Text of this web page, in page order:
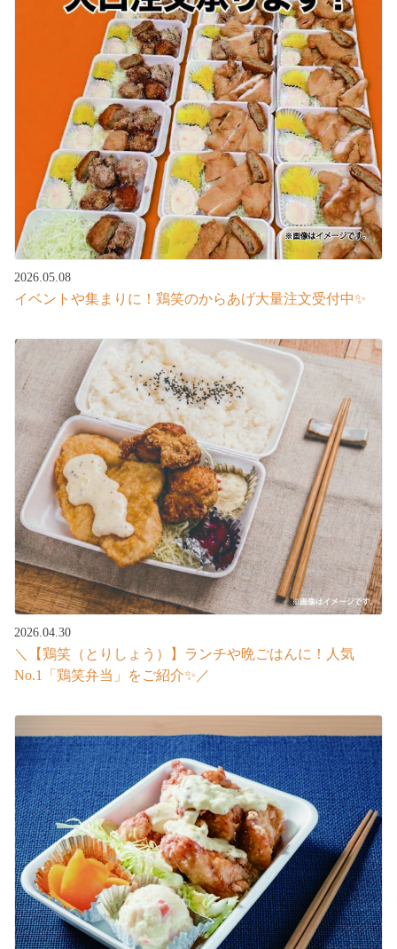
2026.05.08
イベントや集まりに！鶏笑のからあげ大量注文受付中✨
2026.04.30
＼【鶏笑（とりしょう）】ランチや晩ごはんに！人気
No.1「鶏笑弁当」をご紹介✨／